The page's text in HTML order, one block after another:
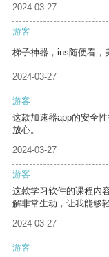
2024-03-27
游客
梯子神器，ins随便看，
2024-03-27
游客
这款加速器app的安全
放心。
2024-03-27
游客
这款学习软件的课程内
解非常生动，让我能够
2024-03-27
游客